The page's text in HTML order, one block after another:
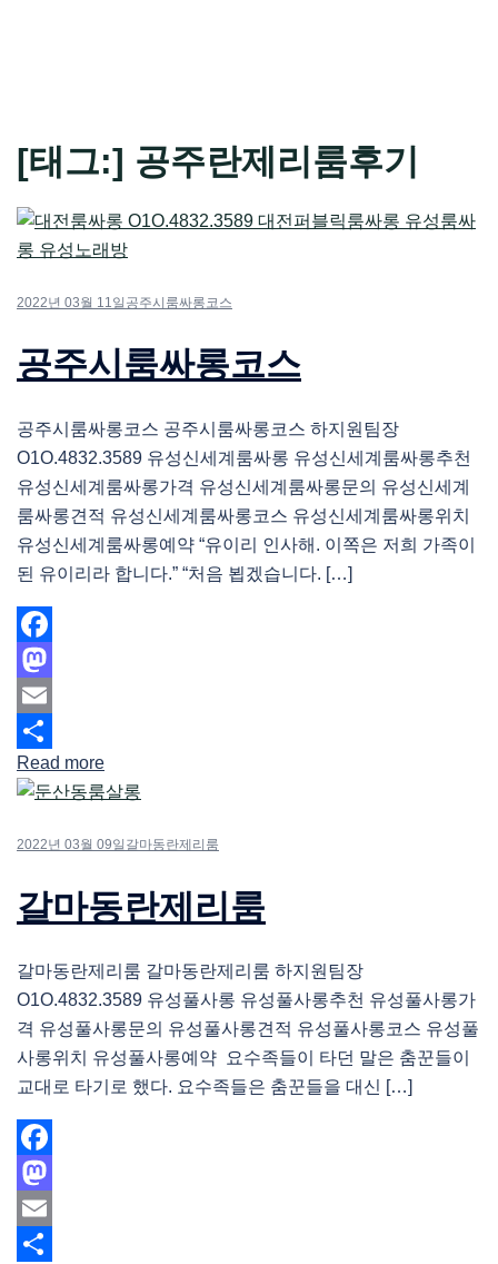
[태그:] 공주란제리룸후기
2022년 03월 11일 공주시룸싸롱코스
공주시룸싸롱코스
공주시룸싸롱코스 공주시룸싸롱코스 하지원팀장
O1O.4832.3589 유성신세계룸싸롱 유성신세계룸싸롱추천
유성신세계룸싸롱가격 유성신세계룸싸롱문의 유성신세계
룸싸롱견적 유성신세계룸싸롱코스 유성신세계룸싸롱위치
유성신세계룸싸롱예약 “유이리 인사해. 이쪽은 저희 가족이
된 유이리라 합니다.” “처음 뵙겠습니다. […]
Facebook
Mastodon
Email
Share
Read more
2022년 03월 09일 갈마동란제리룸
갈마동란제리룸
갈마동란제리룸 갈마동란제리룸 하지원팀장
O1O.4832.3589 유성풀사롱 유성풀사롱추천 유성풀사롱가
격 유성풀사롱문의 유성풀사롱견적 유성풀사롱코스 유성풀
사롱위치 유성풀사롱예약 요수족들이 타던 말은 춤꾼들이
교대로 타기로 했다. 요수족들은 춤꾼들을 대신 […]
Facebook
Mastodon
Email